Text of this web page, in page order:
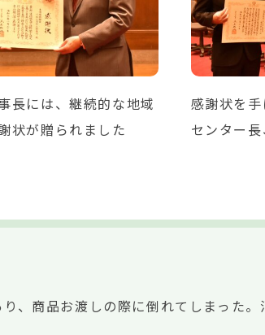
長には、継続的な地域
状が贈られました
感謝状を
センター
、商品お渡しの際に倒れてしまった。